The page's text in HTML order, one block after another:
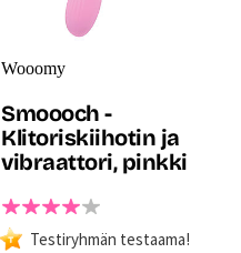
Wooomy
Smoooch -
Klitoriskiihotin ja
vibraattori, pinkki
Testiryhmän testaama!